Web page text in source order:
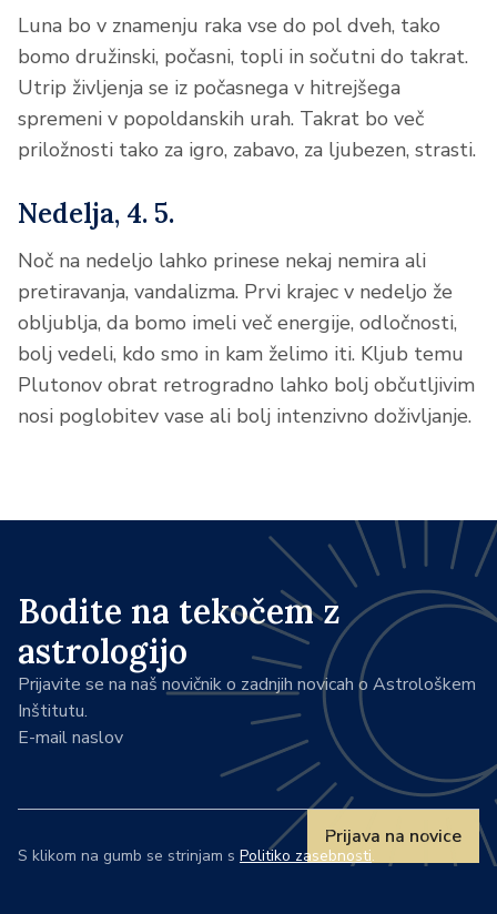
Luna bo v znamenju raka vse do pol dveh, tako
bomo družinski, počasni, topli in sočutni do takrat.
Utrip življenja se iz počasnega v hitrejšega
spremeni v popoldanskih urah. Takrat bo več
priložnosti tako za igro, zabavo, za ljubezen, strasti.
Nedelja, 4. 5.
Noč na nedeljo lahko prinese nekaj nemira ali
pretiravanja, vandalizma. Prvi krajec v nedeljo že
obljublja, da bomo imeli več energije, odločnosti,
bolj vedeli, kdo smo in kam želimo iti. Kljub temu
Plutonov obrat retrogradno lahko bolj občutljivim
nosi poglobitev vase ali bolj intenzivno doživljanje.
Bodite na tekočem z
astrologijo
Prijavite se na naš novičnik o zadnjih novicah o Astrološkem
Inštitutu.
E-mail naslov
Prijava na novice
S klikom na gumb se strinjam s Politiko zasebnosti.